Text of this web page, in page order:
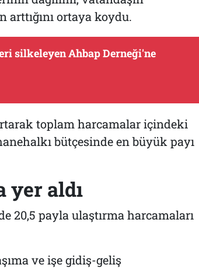
arttığını ortaya koydu.
silkeleyen Ahbap Derneği'ne
toplam harcamalar içindeki
bütçesinde en büyük payı
yer aldı
20,5 payla ulaştırma harcamaları
ve işe gidiş-geliş